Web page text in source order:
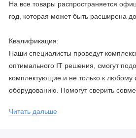
На все товары распространяется
год, которая может быть расширена
Квалификация:
Наши специалисты проведут
оптимального IT решения, смогут
комплектующие и не только к любому
оборудованию. Помогут сверить
официальными производителями и
Читать дальше